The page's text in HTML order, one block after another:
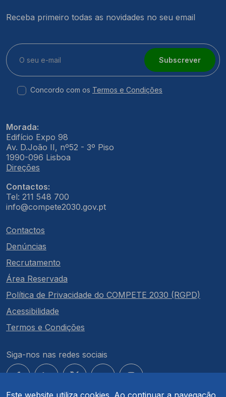
Este website utiliza cookies. Ao continuar a navegação
Receba primeiro todas as novidades no seu email
Subscrever
Concordo com os Termos e Condições
Morada:
Edifício Expo 98
Av. D.João II, nº52 - 3º Piso
1990-096 Lisboa
Direções
Contactos:
Tel: 211 548 700
info@compete2030.gov.pt
Contactos
Denúncias
Recrutamento
Área Reservada
Política de Privacidade do COMPETE 2030 (RGPD)
Acessibilidade
Termos e Condições
Siga-nos nas redes sociais